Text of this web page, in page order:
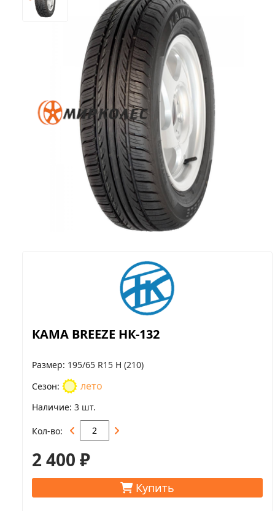
КАМА BREEZE НК-132
Размер 195/65 R15 H (210)
Сезон
лето
Наличие 3 шт.
Кол-во
2 400 ₽
Купить